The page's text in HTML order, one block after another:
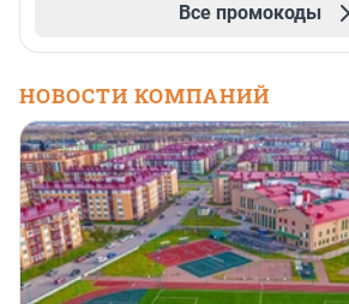
Все промокоды
НОВОСТИ КОМПАНИЙ